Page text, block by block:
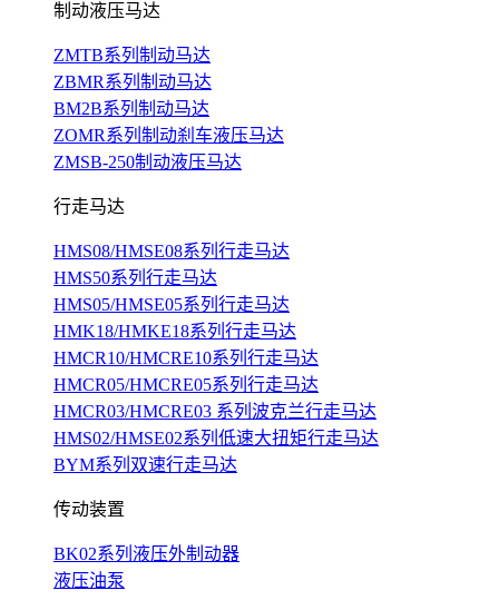
制动液压马达
ZMTB系列制动马达
ZBMR系列制动马达
BM2B系列制动马达
ZOMR系列制动刹车液压马达
ZMSB-250制动液压马达
行走马达
HMS08/HMSE08系列行走马达
HMS50系列行走马达
HMS05/HMSE05系列行走马达
HMK18/HMKE18系列行走马达
HMCR10/HMCRE10系列行走马达
HMCR05/HMCRE05系列行走马达
HMCR03/HMCRE03 系列波克兰行走马达
HMS02/HMSE02系列低速大扭矩行走马达
BYM系列双速行走马达
传动装置
BK02系列液压外制动器
液压油泵